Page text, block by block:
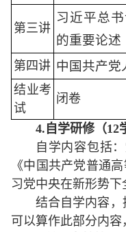
第三讲
习近平总
的重要论述
第四讲 中国共产党
结业考
试
闭卷
4. 自学研修（12
自学内容包括
《中国共产党普通
习党中央在新形势下
结合自学内容
可以算作此部分内容